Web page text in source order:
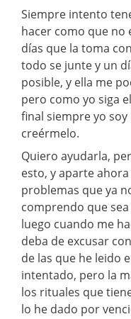
Siempre intento
hacer como que no
días que la toma
todo se junte y un
posible, y ella me
pero como yo siga
final siempre yo soy
creérmelo.
Quiero ayudarla,
esto, y aparte
problemas que ya
comprendo que
luego cuando me
deba de excusar
de las que he leido
intentado, pero la
los rituales que
lo he dado por